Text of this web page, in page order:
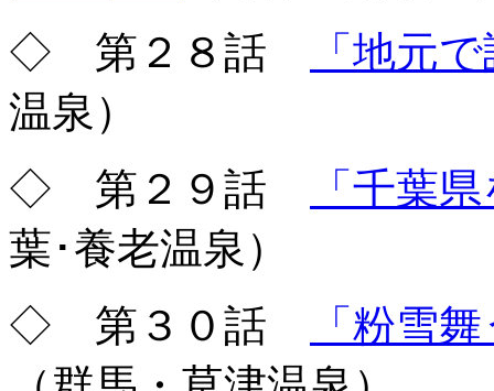
◇ 第２８話
「地元
温泉）
◇ 第２９話
「千葉
葉･養老温泉）
◇ 第３０話
「粉雪